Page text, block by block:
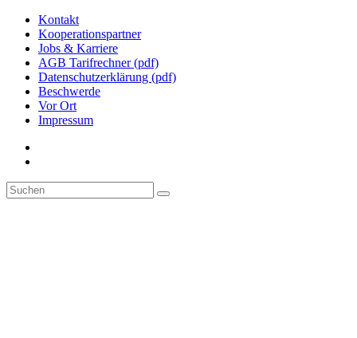
Kontakt
Kooperationspartner
Jobs & Karriere
AGB Tarifrechner (pdf)
Datenschutzerklärung (pdf)
Beschwerde
Vor Ort
Impressum